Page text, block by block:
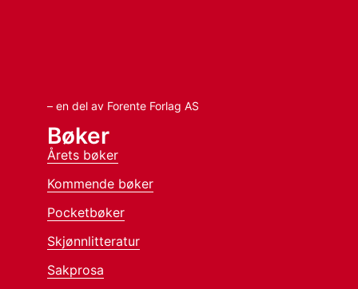
– en del av Forente Forlag AS
Bøker
Årets bøker
Kommende bøker
Pocketbøker
Skjønnlitteratur
Sakprosa